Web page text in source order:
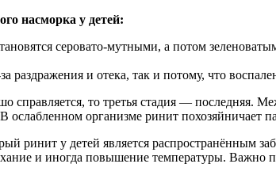
насморка у детей:
серовато-мутными, а потом
раздражения и отека, так и потому, что
справляется, то третья стадия — последняя.
ослабленном организме ринит похозяйничает
ринит у детей является распространённым
и иногда повышение температуры. Важно